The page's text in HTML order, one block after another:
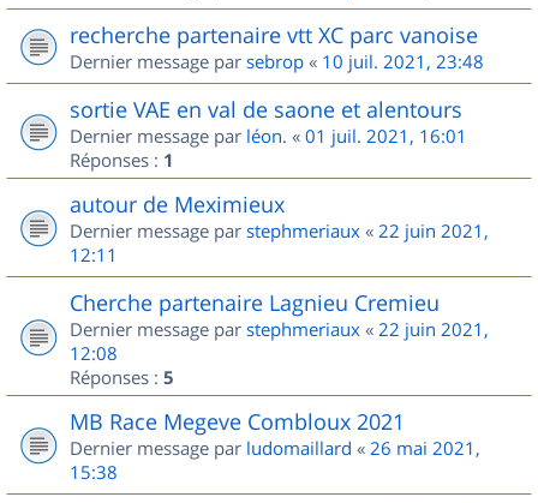
recherche partenaire vtt XC parc vanoise
Dernier message par sebrop « 10 juil. 2021, 23:48
sortie VAE en val de saone et alentours
Dernier message par léon. « 01 juil. 2021, 16:01
Réponses : 1
autour de Meximieux
Dernier message par stephmeriaux « 22 juin 2021,
12:11
Cherche partenaire Lagnieu Cremieu
Dernier message par stephmeriaux « 22 juin 2021,
12:08
Réponses : 5
MB Race Megeve Combloux 2021
Dernier message par ludomaillard « 26 mai 2021,
15:38